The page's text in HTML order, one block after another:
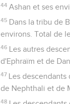
44 Ashan et ses
45 Dans la tribu de
environs. Total de
46
Les autres
d'Ephraïm et de
47
Les
de Nephthali et de
48